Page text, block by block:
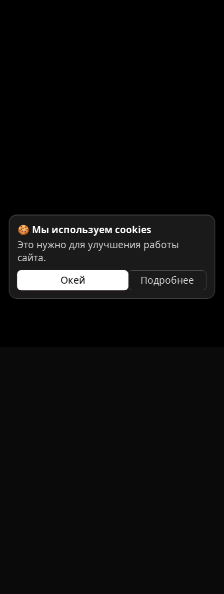
🍪 Мы используем cookies
Это нужно для улучшения работы
сайта.
Окей Подробнее